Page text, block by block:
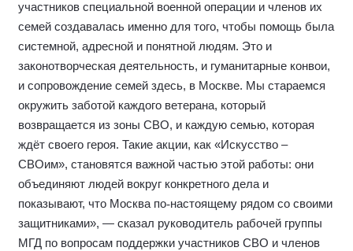
участников специальной военной операции и членов их
семей создавалась именно для того, чтобы помощь была
системной, адресной и понятной людям. Это и
законотворческая деятельность, и гуманитарные конвои,
и сопровождение семей здесь, в Москве. Мы стараемся
окружить заботой каждого ветерана, который
возвращается из зоны СВО, и каждую семью, которая
ждёт своего героя. Такие акции, как «Искусство –
СВОим», становятся важной частью этой работы: они
объединяют людей вокруг конкретного дела и
показывают, что Москва по‑настоящему рядом со своими
защитниками», — сказал руководитель рабочей группы
МГД по вопросам поддержки участников СВО и членов